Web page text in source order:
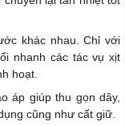
khác nhau. Chỉ với
nhanh các tác vụ xịt
hoạt.
áp giúp thu gọn dây,
cũng như cất giữ.